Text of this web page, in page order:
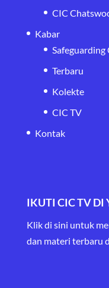
CIC
Kabar
Terbaru
Kolekte
CIC TV
Kontak
IKUTI CIC TV DI
Klik di sini untuk
dan materi terbaru